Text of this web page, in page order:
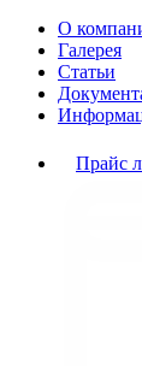
О
Галерея
Статьи
Прайс